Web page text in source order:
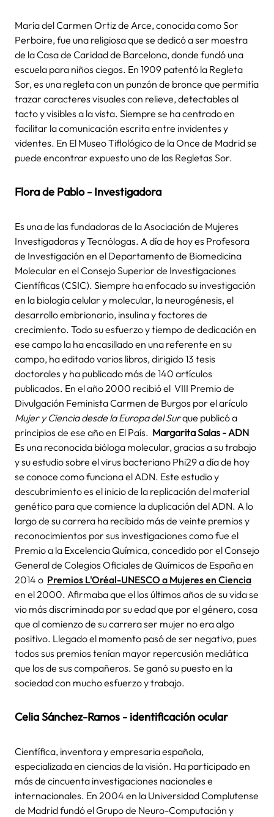
María del Carmen Ortiz de Arce, conocida como Sor
Perboire, fue una religiosa que se dedicó a ser maestra
de la Casa de Caridad de Barcelona, donde fundó una
escuela para niños ciegos. En 1909 patentó la Regleta
Sor, es una regleta con un punzón de bronce que permitía
trazar caracteres visuales con relieve, detectables al
tacto y visibles a la vista. Siempre se ha centrado en
facilitar la comunicación escrita entre invidentes y
videntes. En El Museo Tiflológico de la Once de Madrid se
puede encontrar expuesto uno de las Regletas Sor.
Flora de Pablo - Investigadora
Es una de las fundadoras de la Asociación de Mujeres
Investigadoras y Tecnólogas. A día de hoy es Profesora
de Investigación en el Departamento de Biomedicina
Molecular en el Consejo Superior de Investigaciones
Científicas (CSIC). Siempre ha enfocado su investigación
en la biología celular y molecular, la neurogénesis, el
desarrollo embrionario, insulina y factores de
crecimiento. Todo su esfuerzo y tiempo de dedicación en
ese campo la ha encasillado en una referente en su
campo, ha editado varios libros, dirigido 13 tesis
doctorales y ha publicado más de 140 artículos
publicados. En el año 2000 recibió el VIII Premio de
Divulgación Feminista Carmen de Burgos por el arículo
Mujer y Ciencia desde la Europa del Surque publicó a
principios de ese año en El País. Margarita Salas - ADN
Es una reconocida bióloga molecular, gracias a su trabajo
y su estudio sobre el virus bacteriano Phi29 a día de hoy
se conoce como funciona el ADN. Este estudio y
descubrimiento es el inicio de la replicación del material
genético para que comience la duplicación del ADN. A lo
largo de su carrera ha recibido más de veinte premios y
reconocimientos por sus investigaciones como fue el
Premio a la Excelencia Química, concedido por el Consejo
General de Colegios Oficiales de Químicos de España en
2014 o Premios L'Oréal-UNESCO a Mujeres en Ciencia
en el 2000. Afirmaba que el los últimos años de su vida se
vio más discriminada por su edad que por el género, cosa
que al comienzo de su carrera ser mujer no era algo
positivo. Llegado el momento pasó de ser negativo, pues
todos sus premios tenían mayor repercusión mediática
que los de sus compañeros. Se ganó su puesto en la
sociedad con mucho esfuerzo y trabajo.
Celia Sánchez-Ramos - identificación ocular
Científica, inventora y empresaria española,
especializada en ciencias de la visión. Ha participado en
más de cincuenta investigaciones nacionales e
internacionales. En 2004 en la Universidad Complutense
de Madrid fundó el Grupo de Neuro-Computación y